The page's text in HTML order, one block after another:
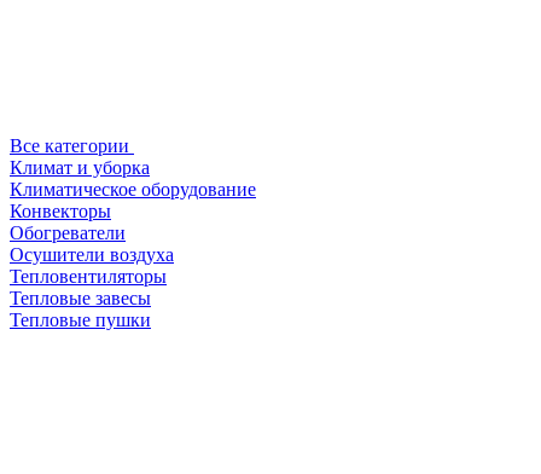
Все категории
Климат и уборка
Климатическое оборудование
Конвекторы
Обогреватели
Осушители воздуха
Тепловентиляторы
Тепловые завесы
Тепловые пушки